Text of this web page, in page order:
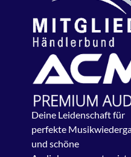
Deine Leidenschaft für
perfekte
und schöne